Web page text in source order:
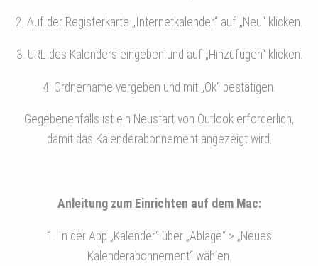
2. Auf der Registerkarte „Internetkalender“ auf „Neu“ klicken.
3. URL des Kalenders eingeben und auf „Hinzufügen“ klicken.
4. Ordnername vergeben und mit „Ok“ bestätigen.
Gegebenenfalls ist ein Neustart von Outlook erforderlich,
damit das Kalenderabonnement angezeigt wird.
Anleitung zum Einrichten auf dem Mac:
1. In der App „Kalender“ über „Ablage“ > „Neues
Kalenderabonnement“ wählen.